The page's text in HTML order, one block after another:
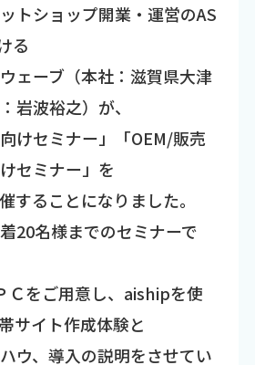
トショップ開業・運営のAS
る
ェーブ（本社：滋賀県大津
岩波裕之）が、
けセミナー」「OEM/販売
セミナー」を
することになりました。
20名様までのセミナーで
Ｃをご用意し、aishipを使
サイト作成体験と
ウ、導入の説明をさせてい